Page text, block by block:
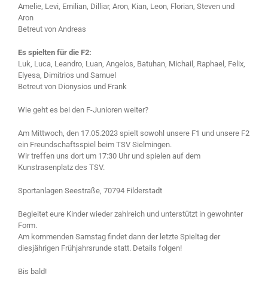
Amelie, Levi, Emilian, Dilliar, Aron, Kian, Leon, Florian, Steven und
Aron
Betreut von Andreas
Es spielten für die F2:
Luk, Luca, Leandro, Luan, Angelos, Batuhan, Michail, Raphael, Felix,
Elyesa, Dimitrios und Samuel
Betreut von Dionysios und Frank
Wie geht es bei den F-Junioren weiter?
Am Mittwoch, den 17.05.2023 spielt sowohl unsere F1 und unsere F2
ein Freundschaftsspiel beim TSV Sielmingen.
Wir treffen uns dort um 17:30 Uhr und spielen auf dem
Kunstrasenplatz des TSV.
Sportanlagen Seestraße, 70794 Filderstadt
Begleitet eure Kinder wieder zahlreich und unterstützt in gewohnter
Form.
Am kommenden Samstag findet dann der letzte Spieltag der
diesjährigen Frühjahrsrunde statt. Details folgen!
Bis bald!